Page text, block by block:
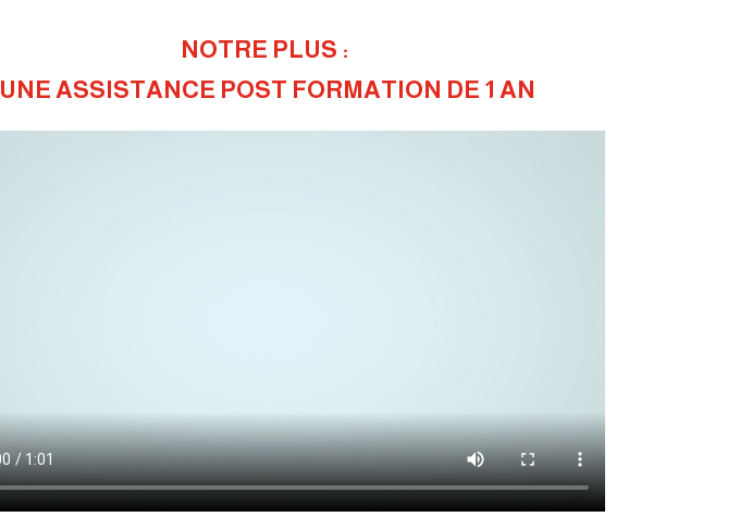
NOTRE PLUS :
UNE ASSISTANCE POST FORMATION DE 1 AN